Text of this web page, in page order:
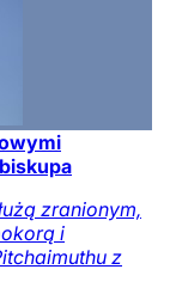
zranionym,
i
z